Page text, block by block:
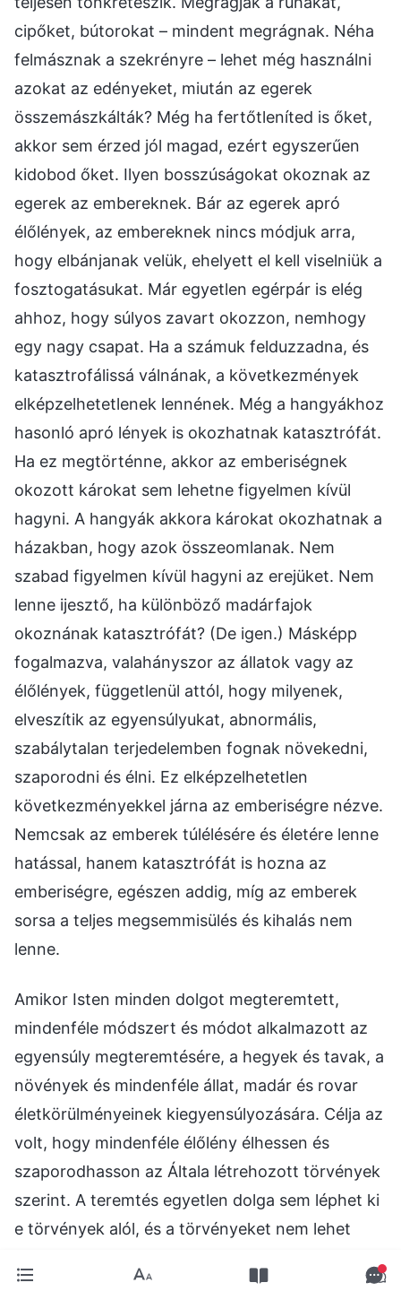
cipőket, bútorokat – mindent megrágnak. Néha
felmásznak a szekrényre – lehet még használni
azokat az edényeket, miután az egerek
összemászkálták? Még ha fertőtleníted is őket,
akkor sem érzed jól magad, ezért egyszerűen
kidobod őket. Ilyen bosszúságokat okoznak az
egerek az embereknek. Bár az egerek apró
élőlények, az embereknek nincs módjuk arra,
hogy elbánjanak velük, ehelyett el kell viselniük a
fosztogatásukat. Már egyetlen egérpár is elég
ahhoz, hogy súlyos zavart okozzon, nemhogy
egy nagy csapat. Ha a számuk felduzzadna, és
katasztrofálissá válnának, a következmények
elképzelhetetlenek lennének. Még a hangyákhoz
hasonló apró lények is okozhatnak katasztrófát.
Ha ez megtörténne, akkor az emberiségnek
okozott károkat sem lehetne figyelmen kívül
hagyni. A hangyák akkora károkat okozhatnak a
házakban, hogy azok összeomlanak. Nem
szabad figyelmen kívül hagyni az erejüket. Nem
lenne ijesztő, ha különböző madárfajok
okoznának katasztrófát? (De igen.) Másképp
fogalmazva, valahányszor az állatok vagy az
élőlények, függetlenül attól, hogy milyenek,
elveszítik az egyensúlyukat, abnormális,
szabálytalan terjedelemben fognak növekedni,
szaporodni és élni. Ez elképzelhetetlen
következményekkel járna az emberiségre nézve.
Nemcsak az emberek túlélésére és életére lenne
hatással, hanem katasztrófát is hozna az
emberiségre, egészen addig, míg az emberek
sorsa a teljes megsemmisülés és kihalás nem
lenne.
Amikor Isten minden dolgot megteremtett,
mindenféle módszert és módot alkalmazott az
egyensúly megteremtésére, a hegyek és tavak, a
növények és mindenféle állat, madár és rovar
életkörülményeinek kiegyensúlyozására. Célja az
volt, hogy mindenféle élőlény élhessen és
szaporodhasson az Általa létrehozott törvények
szerint. A teremtés egyetlen dolga sem léphet ki
e törvények alól, és a törvényeket nem lehet
maradhat fenn és szaporodhat biztonságosan